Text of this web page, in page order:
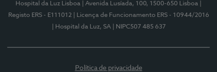
Hospital da Luz Lisboa | Avenida Lusíada, 100, 1500-650 Lisboa
Registo ERS - E111012
| Licença de Funcionamento ERS - 10944/2016
| Hospital da Luz, SA
| NIPC507 485 637
Política de privacidade